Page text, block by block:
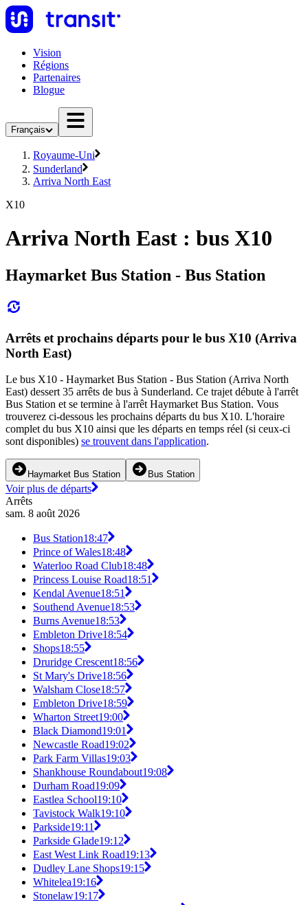
Vision
Régions
Partenaires
Blogue
Français
Royaume-Uni
Sunderland
Arriva North East
X10
Arriva North East : bus X10
Haymarket Bus Station - Bus Station
Arrêts et prochains départs pour le bus X10 (Arriva
North East)
Le bus X10 - Haymarket Bus Station - Bus Station (Arriva North
East) dessert 35 arrêts de bus à Sunderland. Ce trajet débute à l'arrêt
Bus Station et se termine à l'arrêt Haymarket Bus Station. Vous
trouverez ci-dessous les prochains départs du bus X10. L'horaire
complet du bus X10 ainsi que les départs en temps réel (si ceux-ci
sont disponibles) se trouvent dans l'application.
Haymarket Bus Station Bus Station
Voir plus de départs
Arrêts
sam. 8 août 2026
Bus Station18:47
Prince of Wales18:48
Waterloo Road Club18:48
Princess Louise Road18:51
Kendal Avenue18:51
Southend Avenue18:53
Burns Avenue18:53
Embleton Drive18:54
Shops18:55
Druridge Crescent18:56
St Mary's Drive18:56
Walsham Close18:57
Embleton Drive18:59
Wharton Street19:00
Black Diamond19:01
Newcastle Road19:02
Park Farm Villas19:03
Shankhouse Roundabout19:08
Durham Road19:09
Eastlea School19:10
Tavistock Walk19:10
Parkside19:11
Parkside Glade19:12
East West Link Road19:13
Dudley Lane Shops19:15
Whitelea19:16
Stonelaw19:17